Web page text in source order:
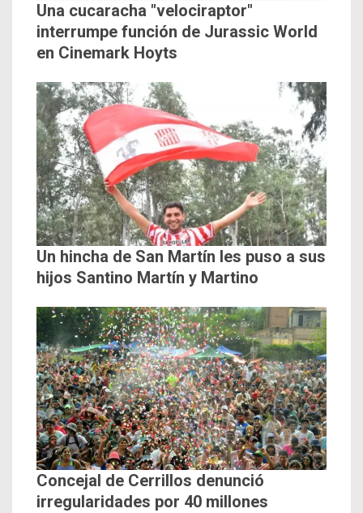
Una cucaracha "velociraptor"
interrumpe función de Jurassic World
en Cinemark Hoyts
Un hincha de San Martín les puso a sus
hijos Santino Martín y Martino
Concejal de Cerrillos denunció
irregularidades por 40 millones